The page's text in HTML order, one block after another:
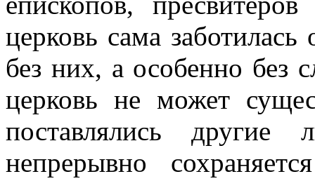
церковь сама
без них, а особенно без
церковь не может
поставлялись
непрерывно